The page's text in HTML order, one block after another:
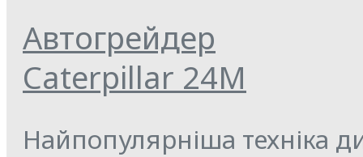
Автогрейдер
Caterpillar 24M
Найпопулярніша техніка